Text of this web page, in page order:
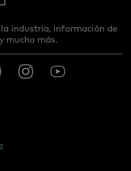
industria, información de
mucho más.
InstagramYoutube